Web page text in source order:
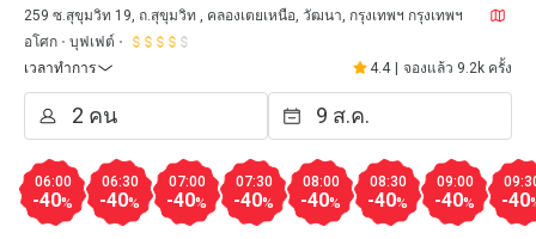
Tastes @ The Westin Grande
Sukhumvit Bangkok)
259 ซ.สุขุมวิท 19, ถ.สุขุมวิท , คลองเตยเหนือ, วัฒนา, กรุงเทพฯ กรุงเทพฯ
อโศก
บุฟเฟต์
เวลาทำการ
4.4 จองแล้ว 9.2k ครั้ง
06:00
-40%
06:30
-40%
07:00
-40%
07:30
-40%
08:00
-40%
08:30
-40%
09:00
-40% -40